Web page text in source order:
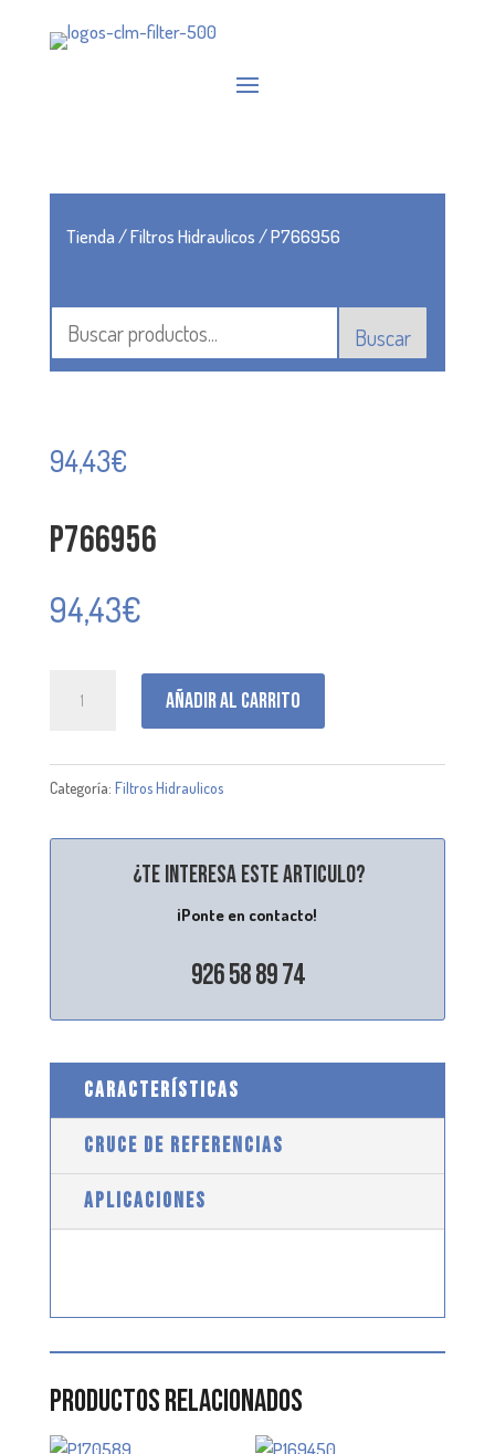
Tienda/Filtros Hidraulicos/ P766956
Buscar
94,43€
P766956
94,43€
Añadir al carrito
Categoría: Filtros Hidraulicos
¿Te interesa este articulo?
¡Ponte en contacto!
926 58 89 74
CARACTERÍSTICAS
CRUCE DE REFERENCIAS
APLICACIONES
Productos relacionados